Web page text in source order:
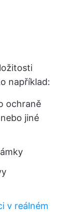
například:
ochraně
jiné
v reálném